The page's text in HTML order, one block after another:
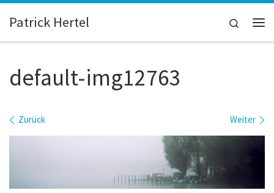
Zum Inhalt springen
Patrick Hertel
Search
default-img12763
Bilder Navigation
Zurück Weiter